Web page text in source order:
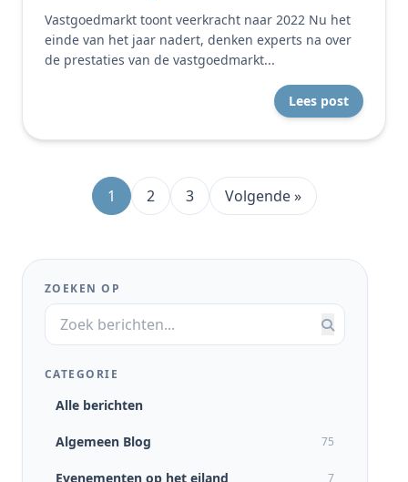
Vastgoedmarkt toont veerkracht naar 2022 Nu het
einde van het jaar nadert, denken experts na over
de prestaties van de vastgoedmarkt...
Lees post
1 2 3 Volgende »
ZOEKEN OP
CATEGORIE
Alle berichten
Algemeen Blog 75
Evenementen op het eiland 7